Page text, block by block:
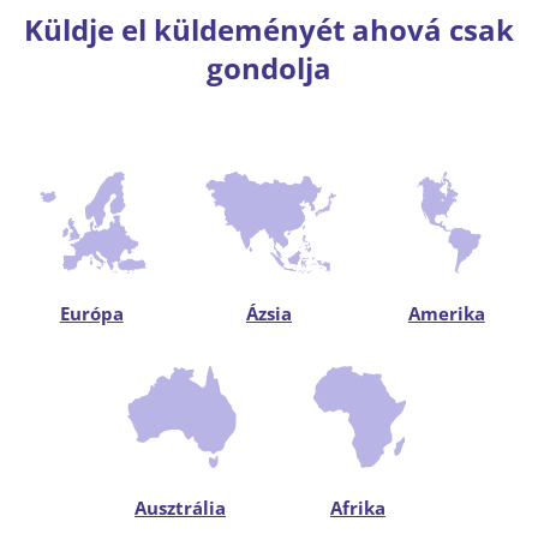
Küldje el küldeményét ahová csak
gondolja
Európa Ázsia Amerika
Ausztrália Afrika